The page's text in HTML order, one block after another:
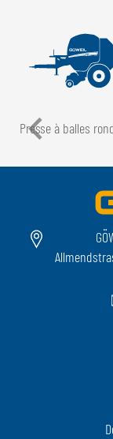
Presse à balles